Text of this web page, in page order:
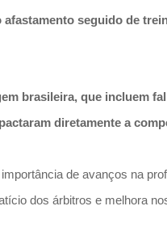
seguido de
brasileira, que incluem
diretamente a
de avanços na
dos árbitros e melhora